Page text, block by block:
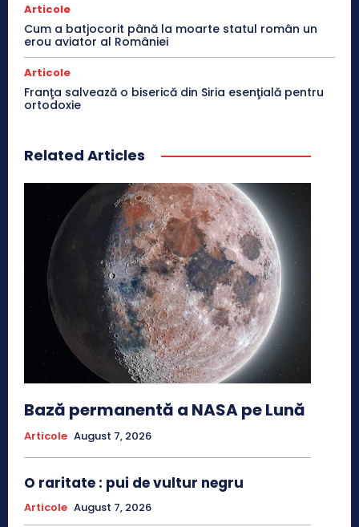
Articole
Cum a batjocorit până la moarte statul român un
erou aviator al României
Articole
Franţa salvează o biserică din Siria esenţială pentru
ortodoxie
Related Articles
Bază permanentă a NASA pe Lună
Articole August 7, 2026
O raritate : pui de vultur negru
Articole August 7, 2026